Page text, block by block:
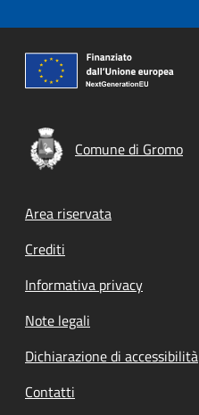
Comune di Gromo
Footer menu
Area riservata
Crediti
Informativa privacy
Note legali
Dichiarazione di accessibilità
Contatti